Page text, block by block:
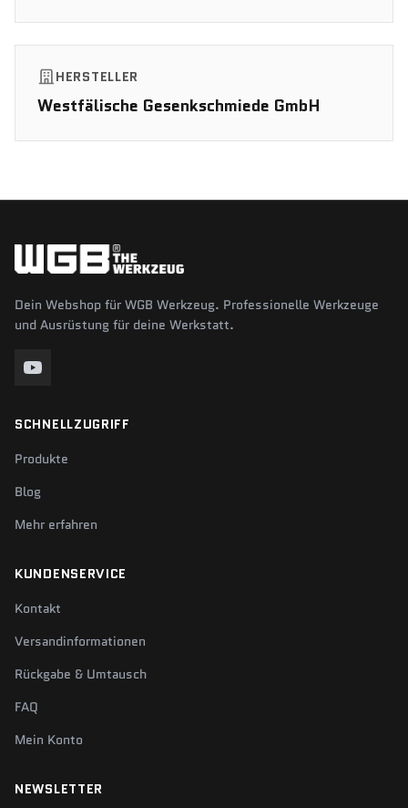
HERSTELLER
Westfälische Gesenkschmiede GmbH
Dein Webshop für WGB Werkzeug. Professionelle Werkzeuge
und Ausrüstung für deine Werkstatt.
SCHNELLZUGRIFF
Produkte
Blog
Mehr erfahren
KUNDENSERVICE
Kontakt
Versandinformationen
Rückgabe & Umtausch
FAQ
Mein Konto
NEWSLETTER